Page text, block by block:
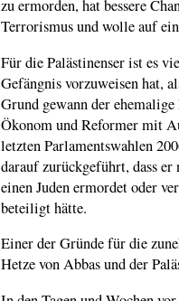
zu ermorden, hat bessere
Terrorismus und wolle auf
Für die Palästinenser ist es
Gefängnis vorzuweisen hat,
Grund gewann der
Ökonom und Reformer mit
letzten Parlamentswahlen
darauf zurückgeführt, dass
einen Juden ermordet oder
beteiligt hätte.
Einer der Gründe für die
Hetze von Abbas und der